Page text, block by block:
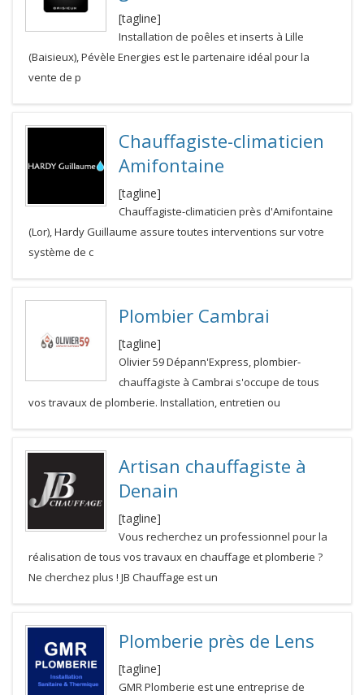
[tagline]
Installation de poêles et inserts à Lille
(Baisieux), Pévèle Energies est le partenaire idéal pour la
vente de p
Chauffagiste-climaticien
Amifontaine
[tagline]
Chauffagiste-climaticien près d'Amifontaine
(Lor), Hardy Guillaume assure toutes interventions sur votre
système de c
Plombier Cambrai
[tagline]
Olivier 59 Dépann'Express, plombier-
chauffagiste à Cambrai s'occupe de tous
vos travaux de plomberie. Installation, entretien ou
Artisan chauffagiste à
Denain
[tagline]
Vous recherchez un professionnel pour la
réalisation de tous vos travaux en chauffage et plomberie ?
Ne cherchez plus ! JB Chauffage est un
Plomberie près de Lens
[tagline]
GMR Plomberie est une entreprise de